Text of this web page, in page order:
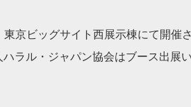
京ビッグサイト西展示棟にて開催
ラル・ジャパン協会はブース出展